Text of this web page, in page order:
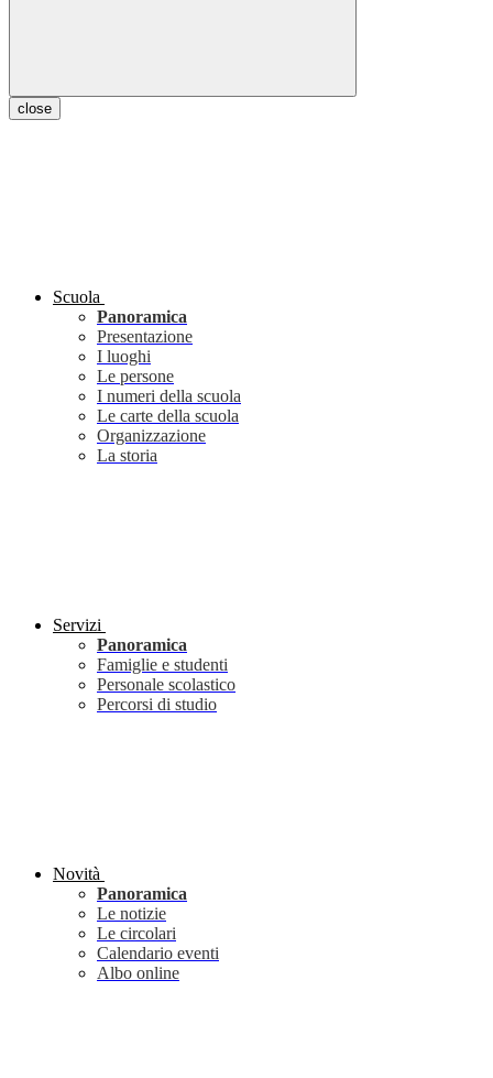
close
Scuola
Panoramica
Presentazione
I luoghi
Le persone
I numeri della scuola
Le carte della scuola
Organizzazione
La storia
Servizi
Panoramica
Famiglie e studenti
Personale scolastico
Percorsi di studio
Novità
Panoramica
Le notizie
Le circolari
Calendario eventi
Albo online